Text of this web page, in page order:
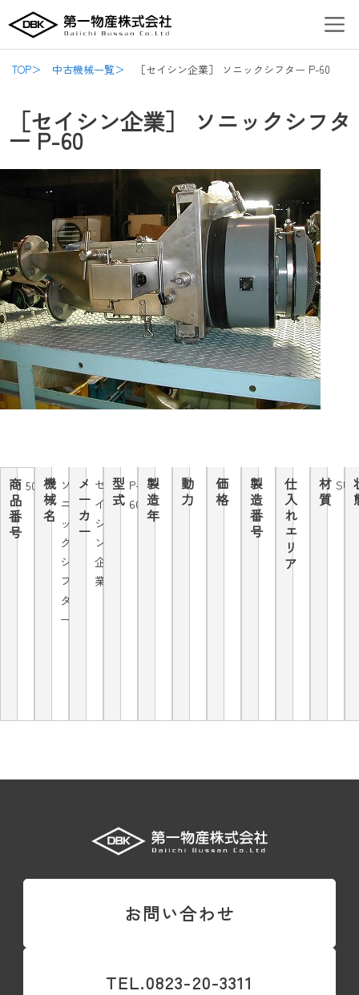
容
を
Menu
TOP＞ 中古機械一覧＞ ［セイシン企業］ ソニックシフター P-60
［セイシン企業］ ソニックシフタ
ー P-60
商
品
番
号
5023機
械
名
ソ
ニ
ッ
ク
シ
フ
タ
ー
メ
ー
カ
ー
セ
イ
シ
ン
企
業
型
式
P-
60
製
造
年
動
力
価
格
製
造
番
号
仕
入
れ
エ
リ
ア
材
質
SUS
お問い合わせ
TEL.0823-20-3311
navigation